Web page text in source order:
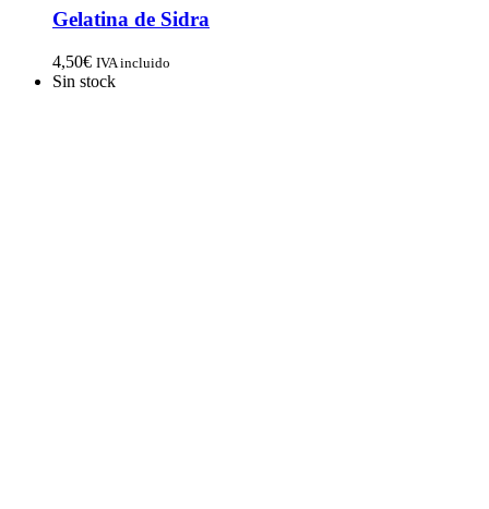
Gelatina de Sidra
4,50€ IVA incluido
Sin stock